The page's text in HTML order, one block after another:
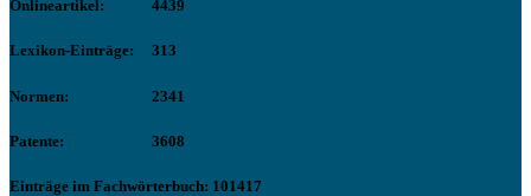
Onlineartikel: 4439
Lexikon-Einträge: 313
Normen: 2341
Patente: 3608
Einträge im Fachwörterbuch: 101417